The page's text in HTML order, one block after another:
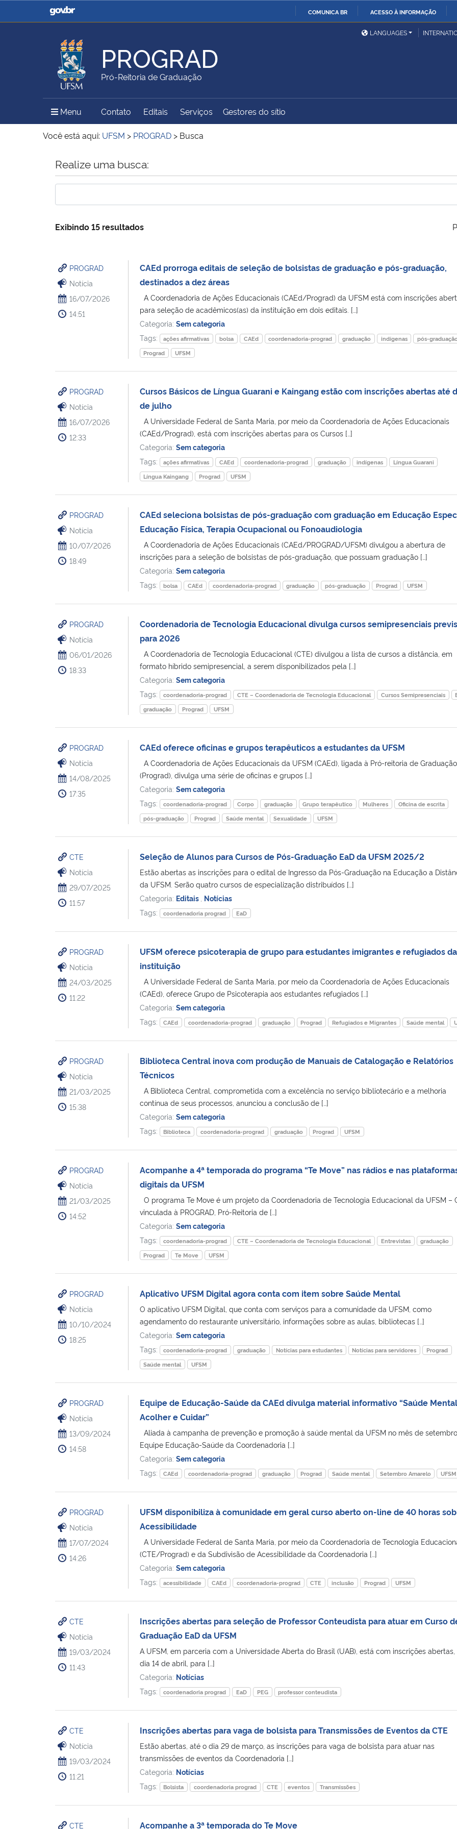
COMUNICA BR ACESSO À INFORMAÇÃO
Casa Civil
Ministério da Justiça e
Ministério da Defesa
Ministério das Relações
Exteriores
Ministério da Agricultura,
Pecuária e Abastecimento
Ministério da Educação
Ministério do Meio Ambiente Ministério do Turismo
Ministério do
LANGUAGES
PROGRAD
Pró-Reitoria de Graduação
Menu Menu Principal do Sítio
Contato Editais Serviços Gestores do sítio
Você está aqui: UFSM > PROGRAD > Busca
Início do conteúdo
Realize uma busca:
Exibindo 15 resultados
PROGRAD
Notícia
16/07/2026
14:51
CAEd prorroga editais de seleção de bolsistas de graduação e pós-graduação,
destinados a dez áreas
A Coordenadoria de Ações Educacionais (CAEd/Prograd) da UFSM está com inscrições
para seleção de acadêmicos(as) da instituição em dois editais. […]
Categoria: Sem categoria
Tags:
ações afirmativas bolsa CAEd coordenadoria-prograd graduação indígenas
pós-
Prograd
UFSM
PROGRAD
Notícia
16/07/2026
12:33
Cursos Básicos de Língua Guarani e Kaingang estão com inscrições abertas até
de julho
A Universidade Federal de Santa Maria, por meio da Coordenadoria de Ações Educacionais
(CAEd/Prograd), está com inscrições abertas para os Cursos […]
Categoria: Sem categoria
Tags:
ações afirmativas CAEd coordenadoria-prograd graduação indígenas
Língua Guarani
Língua Kaingang
Prograd UFSM
PROGRAD
Notícia
10/07/2026
18:49
CAEd seleciona bolsistas de pós-graduação com graduação em Educação
Educação Física, Terapia Ocupacional ou Fonoaudiologia
A Coordenadoria de Ações Educacionais (CAEd/PROGRAD/UFSM) divulgou a abertura de
inscrições para a seleção de bolsistas de pós-graduação, que possuam graduação […]
Categoria: Sem categoria
Tags:
bolsa CAEd coordenadoria-prograd graduação pós-graduação Prograd UFSM
PROGRAD
Notícia
06/01/2026
18:33
Coordenadoria de Tecnologia Educacional divulga cursos semipresenciais
para 2026
A Coordenadoria de Tecnologia Educacional (CTE) divulgou a lista de cursos a distância, em
formato híbrido semipresencial, a serem disponibilizados pela […]
Categoria: Sem categoria
Tags:
coordenadoria-prograd CTE – Coordenadoria de Tecnologia Educacional Cursos Semipresenciais
graduação
Prograd UFSM
PROGRAD
Notícia
14/08/2025
17:35
CAEd oferece oficinas e grupos terapêuticos a estudantes da UFSM
A Coordenadoria de Ações Educacionais da UFSM (CAEd), ligada à Pró-reitoria de Graduação
(Prograd), divulga uma série de oficinas e grupos […]
Categoria: Sem categoria
Tags:
coordenadoria-prograd Corpo graduação Grupo terapêutico Mulheres
Oficina de escrita
pós-graduação
Prograd Saúde mental Sexualidade UFSM
CTE
Notícia
29/07/2025
11:57
Seleção de Alunos para Cursos de Pós-Graduação EaD da UFSM 2025/2
Estão abertas as inscrições para o edital de Ingresso da Pós-Graduação na Educação a
da UFSM. Serão quatro cursos de especialização distribuídos […]
Categoria: Editais Notícias
Tags:
coordenadoria prograd EaD
PROGRAD
Notícia
24/03/2025
11:22
UFSM oferece psicoterapia de grupo para estudantes imigrantes e refugiados da
instituição
A Universidade Federal de Santa Maria, por meio da Coordenadoria de Ações Educacionais
(CAEd), oferece Grupo de Psicoterapia aos estudantes refugiados […]
Categoria: Sem categoria
Tags:
CAEd coordenadoria-prograd graduação Prograd Refugiados e Migrantes Saúde mental
PROGRAD
Notícia
21/03/2025
15:38
Biblioteca Central inova com produção de Manuais de Catalogação e Relatórios
Técnicos
A Biblioteca Central, comprometida com a excelência no serviço bibliotecário e a melhoria
contínua de seus processos, anunciou a conclusão de […]
Categoria: Sem categoria
Tags:
Biblioteca coordenadoria-prograd graduação Prograd UFSM
PROGRAD
Notícia
21/03/2025
14:52
Acompanhe a 4ª temporada do programa “Te Move” nas rádios e nas
digitais da UFSM
O programa Te Move é um projeto da Coordenadoria de Tecnologia Educacional da UFSM –
vinculada à PROGRAD, Pró-Reitoria de […]
Categoria: Sem categoria
Tags:
coordenadoria-prograd CTE – Coordenadoria de Tecnologia Educacional Entrevistas
graduação
Prograd
Te Move UFSM
PROGRAD
Notícia
10/10/2024
18:25
Aplicativo UFSM Digital agora conta com item sobre Saúde Mental
O aplicativo UFSM Digital, que conta com serviços para a comunidade da UFSM, como
agendamento do restaurante universitário, informações sobre as aulas, bibliotecas […]
Categoria: Sem categoria
Tags:
coordenadoria-prograd graduação Notícias para estudantes Notícias para servidores
Prograd
Saúde mental
UFSM
PROGRAD
Notícia
13/09/2024
14:58
Equipe de Educação-Saúde da CAEd divulga material informativo “Saúde
Acolher e Cuidar”
Aliada à campanha de prevenção e promoção à saúde mental da UFSM no mês de
Equipe Educação-Saúde da Coordenadoria […]
Categoria: Sem categoria
Tags:
CAEd coordenadoria-prograd graduação Prograd Saúde mental Setembro Amarelo UFSM
PROGRAD
Notícia
17/07/2024
14:26
UFSM disponibiliza à comunidade em geral curso aberto on-line de 40 horas
Acessibilidade
A Universidade Federal de Santa Maria, por meio da Coordenadoria de Tecnologia
(CTE/Prograd) e da Subdivisão de Acessibilidade da Coordenadoria […]
Categoria: Sem categoria
Tags:
acessibilidade CAEd coordenadoria-prograd CTE inclusão Prograd UFSM
CTE
Notícia
19/03/2024
11:43
Inscrições abertas para seleção de Professor Conteudista para atuar em Curso
Graduação EaD da UFSM
A UFSM, em parceria com a Universidade Aberta do Brasil (UAB), está com inscrições abertas,
dia 14 de abril, para […]
Categoria: Notícias
Tags:
coordenadoria prograd EaD PEG professor conteudista
CTE
Notícia
19/03/2024
11:21
Inscrições abertas para vaga de bolsista para Transmissões de Eventos da CTE
Estão abertas, até o dia 29 de março, as inscrições para vaga de bolsista para atuar nas
transmissões de eventos da Coordenadoria […]
Categoria: Notícias
Tags:
Bolsista coordenadoria prograd CTE eventos Transmissões
CTE Acompanhe a 3ª temporada do Te Move